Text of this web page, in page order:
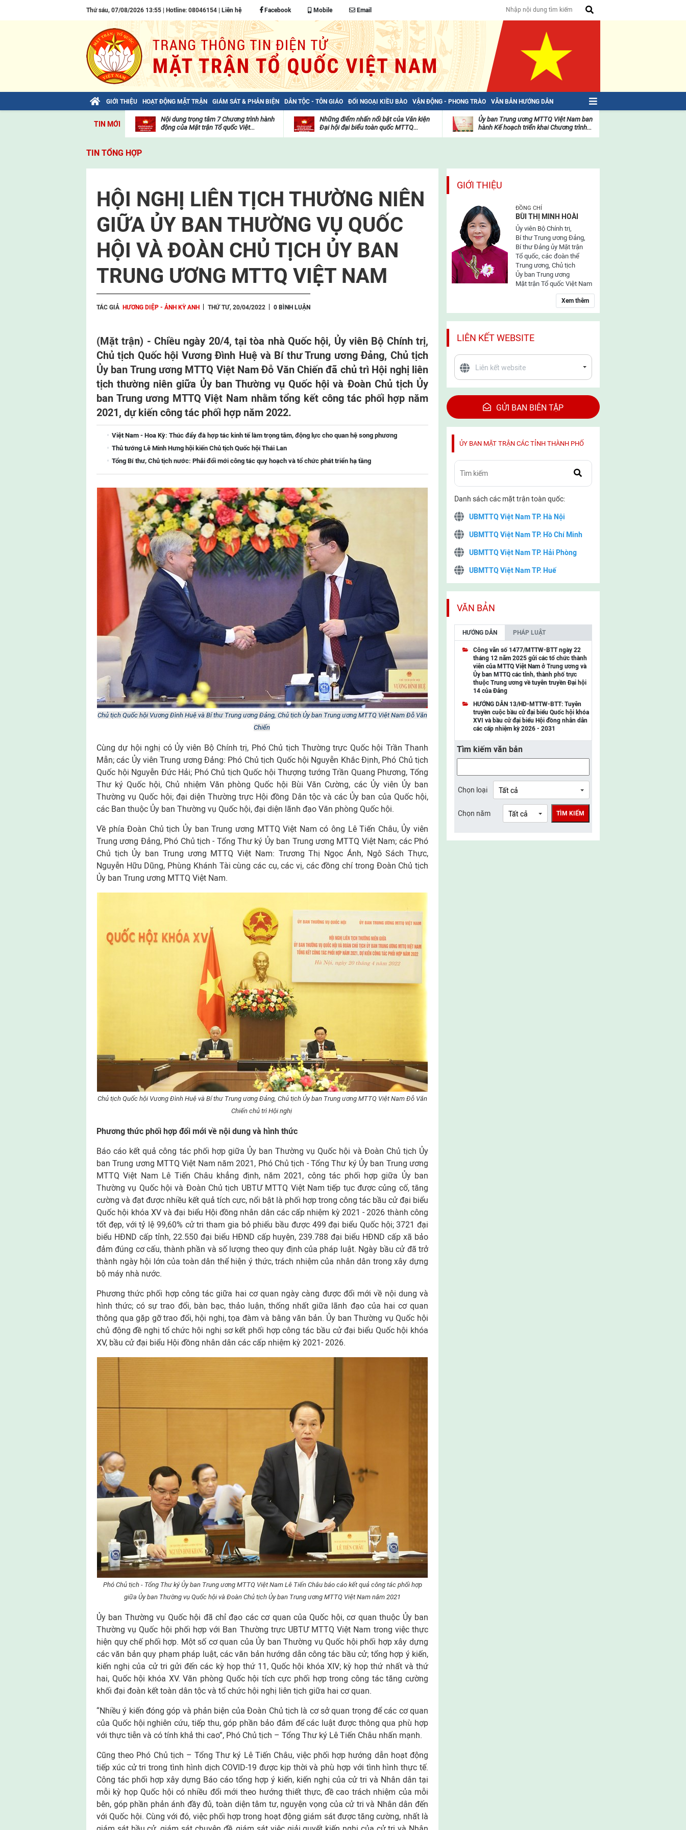
Thứ sáu, 07/08/2026 13:55 | Hotline: 08046154 | Liên hệ Facebook Mobile Email
GIỚI THIỆU HOẠT ĐỘNG MẶT TRẬN GIÁM SÁT & PHẢN BIỆN DÂN TỘC - TÔN GIÁO ĐỐI NGOẠI KIỀU BÀO VẬN ĐỘNG - PHONG TRÀO VĂN BẢN HƯỚNG DẪN
TIN MỚI
Bài viết của Tổng Bí thư Tô Lâm: TIẾN
viện
Nội dung trọng tâm 7 Chương trình hành
động của Mặt trận Tổ quốc Việt...
Những điểm nhấn nổi bật của Văn kiện
Đại hội đại biểu toàn quốc MTTQ...
mặt
trận
Ủy ban Trung ương MTTQ Việt Nam ban
hành Kế hoạch triển khai Chương trình...
TIN TỔNG HỢP
HỘI NGHỊ LIÊN TỊCH THƯỜNG NIÊN
GIỮA ỦY BAN THƯỜNG VỤ QUỐC
HỘI VÀ ĐOÀN CHỦ TỊCH ỦY BAN
TRUNG ƯƠNG MTTQ VIỆT NAM
TÁC GIẢ HƯƠNG DIỆP - ẢNH KỲ ANH THỨ TƯ, 20/04/2022 0 BÌNH LUẬN
(Mặt trận) - Chiều ngày 20/4, tại tòa nhà Quốc hội, Ủy viên Bộ Chính trị,
Chủ tịch Quốc hội Vương Đình Huệ và Bí thư Trung ương Đảng, Chủ tịch
Ủy ban Trung ương MTTQ Việt Nam Đỗ Văn Chiến đã chủ trì Hội nghị liên
tịch thường niên giữa Ủy ban Thường vụ Quốc hội và Đoàn Chủ tịch Ủy
ban Trung ương MTTQ Việt Nam nhằm tổng kết công tác phối hợp năm
2021, dự kiến công tác phối hợp năm 2022.
Việt Nam - Hoa Kỳ: Thúc đẩy đà hợp tác kinh tế làm trọng tâm, động lực cho quan hệ song phương
Thủ tướng Lê Minh Hưng hội kiến Chủ tịch Quốc hội Thái Lan
Tổng Bí thư, Chủ tịch nước: Phải đổi mới công tác quy hoạch và tổ chức phát triển hạ tầng
Chủ tịch Quốc hội Vương Đình Huệ và Bí thư Trung ương Đảng, Chủ tịch Ủy ban Trung ương MTTQ Việt Nam Đỗ Văn
Chiến
Cùng dự hội nghị có Ủy viên Bộ Chính trị, Phó Chủ tịch Thường trực Quốc hội Trần Thanh
Mẫn; các Ủy viên Trung ương Đảng: Phó Chủ tịch Quốc hội Nguyễn Khắc Định, Phó Chủ tịch
Quốc hội Nguyễn Đức Hải; Phó Chủ tịch Quốc hội Thượng tướng Trần Quang Phương, Tổng
Thư ký Quốc hội, Chủ nhiệm Văn phòng Quốc hội Bùi Văn Cường, các Ủy viên Ủy ban
Thường vụ Quốc hội; đại diện Thường trực Hội đồng Dân tộc và các Ủy ban của Quốc hội,
các Ban thuộc Ủy ban Thường vụ Quốc hội, đại diện lãnh đạo Văn phòng Quốc hội.
Về phía Đoàn Chủ tịch Ủy ban Trung ương MTTQ Việt Nam có ông Lê Tiến Châu, Ủy viên
Trung ương Đảng, Phó Chủ tịch - Tổng Thư ký Ủy ban Trung ương MTTQ Việt Nam; các Phó
Chủ tịch Ủy ban Trung ương MTTQ Việt Nam: Trương Thị Ngọc Ánh, Ngô Sách Thực,
Nguyễn Hữu Dũng, Phùng Khánh Tài cùng các cụ, các vị, các đồng chí trong Đoàn Chủ tịch
Ủy ban Trung ương MTTQ Việt Nam.
Chủ tịch Quốc hội Vương Đình Huệ và Bí thư Trung ương Đảng, Chủ tịch Ủy ban Trung ương MTTQ Việt Nam Đỗ Văn
Chiến chủ trì Hội nghị
Phương thức phối hợp đổi mới về nội dung và hình thức
Báo cáo kết quả công tác phối hợp giữa Ủy ban Thường vụ Quốc hội và Đoàn Chủ tịch Ủy
ban Trung ương MTTQ Việt Nam năm 2021, Phó Chủ tịch - Tổng Thư ký Ủy ban Trung ương
MTTQ Việt Nam Lê Tiến Châu khẳng định, năm 2021, công tác phối hợp giữa Ủy ban
Thường vụ Quốc hội và Đoàn Chủ tịch UBTƯ MTTQ Việt Nam tiếp tục được củng cố, tăng
cường và đạt được nhiều kết quả tích cực, nổi bật là phối hợp trong công tác bầu cử đại biểu
Quốc hội khóa XV và đại biểu Hội đồng nhân dân các cấp nhiệm kỳ 2021 - 2026 thành công
tốt đẹp, với tỷ lệ 99,60% cử tri tham gia bỏ phiếu bầu được 499 đại biểu Quốc hội; 3721 đại
biểu HĐND cấp tỉnh, 22.550 đại biểu HĐND cấp huyện, 239.788 đại biểu HĐND cấp xã bảo
đảm đúng cơ cấu, thành phần và số lượng theo quy định của pháp luật. Ngày bầu cử đã trở
thành ngày hội lớn của toàn dân thể hiện ý thức, trách nhiệm của nhân dân trong xây dựng
bộ máy nhà nước.
Phương thức phối hợp công tác giữa hai cơ quan ngày càng được đổi mới về nội dung và
hình thức; có sự trao đổi, bàn bạc, thảo luận, thống nhất giữa lãnh đạo của hai cơ quan
thông qua gặp gỡ trao đổi, hội nghị, tọa đàm và bằng văn bản. Ủy ban Thường vụ Quốc hội
chủ động đề nghị tổ chức hội nghị sơ kết phối hợp công tác bầu cử đại biểu Quốc hội khóa
XV, bầu cử đại biểu Hội đồng nhân dân các cấp nhiệm kỳ 2021- 2026.
Phó Chủ tịch - Tổng Thư ký Ủy ban Trung ương MTTQ Việt Nam Lê Tiến Châu báo cáo kết quả công tác phối hợp
giữa Ủy ban Thường vụ Quốc hội và Đoàn Chủ tịch Ủy ban Trung ương MTTQ Việt Nam năm 2021
Ủy ban Thường vụ Quốc hội đã chỉ đạo các cơ quan của Quốc hội, cơ quan thuộc Ủy ban
Thường vụ Quốc hội phối hợp với Ban Thường trực UBTƯ MTTQ Việt Nam trong việc thực
hiện quy chế phối hợp. Một số cơ quan của Ủy ban Thường vụ Quốc hội phối hợp xây dựng
các văn bản quy phạm pháp luật, các văn bản hướng dẫn công tác bầu cử; tổng hợp ý kiến,
kiến nghị của cử tri gửi đến các kỳ họp thứ 11, Quốc hội khóa XIV; kỳ họp thứ nhất và thứ
hai, Quốc hội khóa XV. Văn phòng Quốc hội tích cực phối hợp trong công tác tăng cường
khối đại đoàn kết toàn dân tộc và tổ chức hội nghị liên tịch giữa hai cơ quan.
“Nhiều ý kiến đóng góp và phản biện của Đoàn Chủ tịch là cơ sở quan trọng để các cơ quan
của Quốc hội nghiên cứu, tiếp thu, góp phần bảo đảm để các luật được thông qua phù hợp
với thực tiễn và có tính khả thi cao”, Phó Chủ tịch – Tổng Thư ký Lê Tiến Châu nhấn mạnh.
Cũng theo Phó Chủ tịch – Tổng Thư ký Lê Tiến Châu, việc phối hợp hướng dẫn hoạt động
tiếp xúc cử tri trong tình hình dịch COVID-19 được kịp thời và phù hợp với tình hình thực tế.
Công tác phối hợp xây dựng Báo cáo tổng hợp ý kiến, kiến nghị của cử tri và Nhân dân tại
mỗi kỳ họp Quốc hội có nhiều đổi mới theo hướng thiết thực, đề cao trách nhiệm của mỗi
bên, góp phần phản ánh đầy đủ, toàn diện tâm tư, nguyện vọng của cử tri và Nhân dân đến
với Quốc hội. Cùng với đó, việc phối hợp trong hoạt động giám sát được tăng cường, nhất là
GIỚI THIỆU
ĐỒNG CHÍ
BÙI THỊ MINH HOÀI
Ủy viên Bộ Chính trị,
Bí thư Trung ương Đảng,
Bí thư Đảng ủy Mặt trận
Tổ quốc, các đoàn thể
Trung ương, Chủ tịch
Ủy ban Trung ương
Mặt trận Tổ quốc Việt Nam
Xem thêm
LIÊN KẾT WEBSITE
GỬI BAN BIÊN TẬP
ỦY BAN MẶT TRẬN CÁC TỈNH THÀNH PHỐ
Danh sách các mặt trận toàn quốc:
UBMTTQ Việt Nam TP. Hà Nội
UBMTTQ Việt Nam TP. Hồ Chí Minh
UBMTTQ Việt Nam TP. Hải Phòng
UBMTTQ Việt Nam TP. Huế
UBMTTQ Việt Nam TP. Cần Thơ
UBMTTQ Việt Nam tỉnh Quảng Ninh
UBMTTQ Việt Nam tỉnh Cao Bằng
UBMTTQ Việt Nam tỉnh Lạng Sơn
UBMTTQ Việt Nam tỉnh Lai Châu
UBMTTQ Việt Nam tỉnh Điện Biên
UBMTTQ Việt Nam tỉnh Sơn La
UBMTTQ Việt Nam tỉnh Thanh Hóa
UBMTTQ Việt Nam tỉnh Nghệ An
UBMTTQ Việt Nam tỉnh Lào Cai
UBMTTQ Việt Nam tỉnh Thái Nguyên
VĂN BẢN
HƯỚNG DẪN PHÁP LUẬT
Công văn số 1477/MTTW-BTT ngày 22
tháng 12 năm 2025 gửi các tổ chức thành
viên của MTTQ Việt Nam ở Trung ương và
Ủy ban MTTQ các tỉnh, thành phố trực
thuộc Trung ương về tuyên truyền Đại hội
14 của Đảng
HƯỚNG DẪN 13/HD-MTTW-BTT: Tuyên
truyền cuộc bầu cử đại biểu Quốc hội khóa
XVI và bầu cử đại biểu Hội đồng nhân dân
các cấp nhiệm kỳ 2026 - 2031
Tìm kiếm văn bản
Chọn loại
Chọn năm TÌM KIẾM